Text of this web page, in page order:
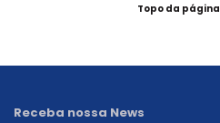
Topo da página
Receba nossa News